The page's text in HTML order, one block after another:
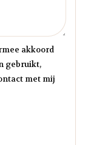
akkoord
gebruikt,
met mij